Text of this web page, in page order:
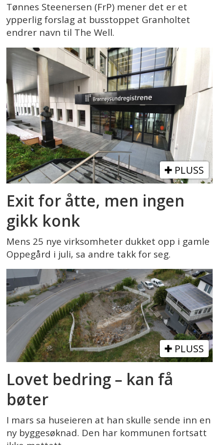
Tønnes Steenersen (FrP) mener det er et
ypperlig forslag at busstoppet Granholtet
endrer navn til The Well.
PLUSS
Exit for åtte, men ingen
gikk konk
Mens 25 nye virksomheter dukket opp i gamle
Oppegård i juli, sa andre takk for seg.
PLUSS
Lovet bedring – kan få
bøter
I mars sa huseieren at han skulle sende inn en
ny byggesøknad. Den har kommunen fortsatt